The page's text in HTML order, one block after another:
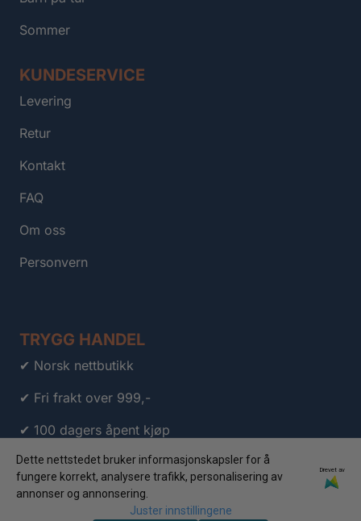
Sommer
KUNDESERVICE
Levering
Retur
Kontakt
FAQ
Om oss
Personvern
TRYGG HANDEL
✔ Norsk nettbutikk
✔ Fri frakt over 999,-
✔ 100 dagers åpent kjøp
✔ Personlig kundeservice
✔ Klarna
Dette nettstedet bruker informasjonskapsler for å
fungere korrekt, analysere trafikk, personalisering av
annonser og annonsering.
Drevet av
Juster innstillingene